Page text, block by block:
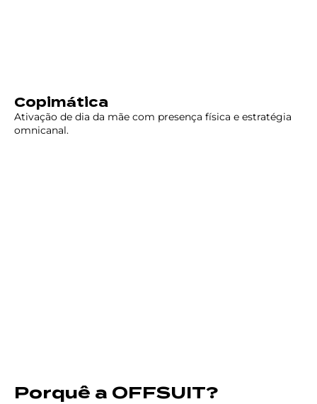
Copimática
Ativação de dia da mãe com presença física e estratégia
omnicanal.
Porquê a OFFSUIT?